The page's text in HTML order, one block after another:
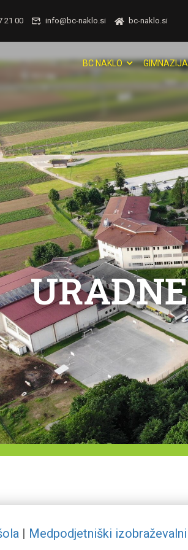
21 00 info@bc-naklo.si bc-naklo.si
BC NAKLO GIMNAZIJA
| Medpodjetniški